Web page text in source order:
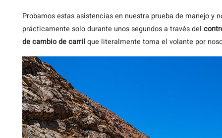
Probamos estas asistencias en nuestra prueba de manejo y
prácticamente solo durante unos segundos a través del
de cambio de carril que literalmente toma el volante por